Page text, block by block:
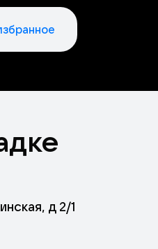
д 2/1